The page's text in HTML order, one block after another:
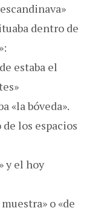
dentro de
estaba el
«la bóveda».
los espacios
y el hoy
o «de